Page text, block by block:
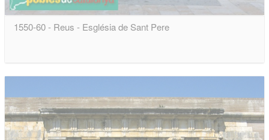
1550-60 - Reus - Església de Sant Pere